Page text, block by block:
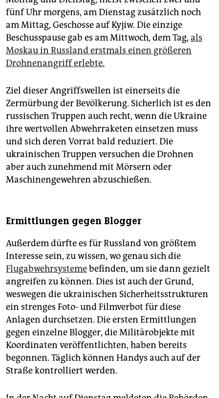
fünf Uhr morgens, am Dienstag zusätzlich noch
am Mittag, Geschosse auf Kyjiw. Die einzige
Beschusspause gab es am Mittwoch, dem Tag, als
Moskau in Russland erstmals einen größeren
Drohnenangriff erlebte.
Ziel dieser Angriffswellen ist einerseits die
Zermürbung der Bevölkerung. Sicherlich ist es den
russischen Truppen auch recht, wenn die Ukraine
ihre wertvollen Abwehrraketen einsetzen muss
und sich deren Vorrat bald reduziert. Die
ukrainischen Truppen versuchen die Drohnen
aber auch zunehmend mit Mörsern oder
Maschinengewehren abzuschießen.
Ermittlungen gegen Blogger
Außerdem dürfte es für Russland von größtem
Interesse sein, zu wissen, wo genau sich die
Flugabwehrsystemebefinden, um sie dann gezielt
angreifen zu können. Dies ist auch der Grund,
weswegen die ukrainischen Sicherheitsstrukturen
ein strenges Foto- und Filmverbot für diese
Anlagen durchsetzen. Die ersten Ermittlungen
gegen einzelne Blogger, die Militärobjekte mit
Koordinaten veröffentlichten, haben bereits
begonnen. Täglich können Handys auch auf der
Straße kontrolliert werden.